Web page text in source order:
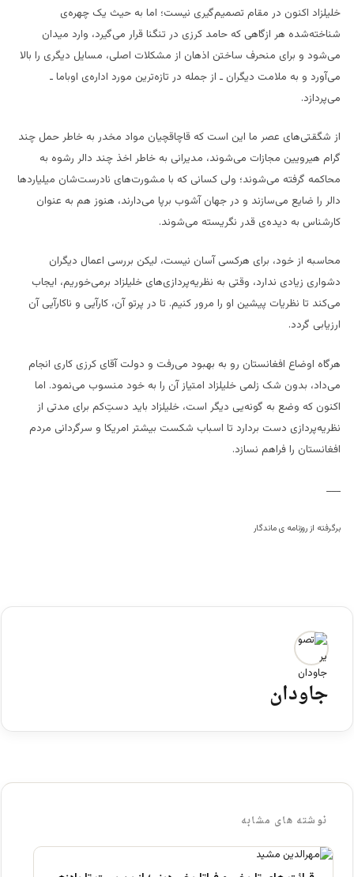
خلیلزاد اکنون در مقام تصمیم‌گیری نیست؛ اما به حیث یک چهره‌ی
شناخته‌شده هر ازگاهی که حامد کرزی در تنگنا قرار می‌گیرد، وارد میدان
می‌شود و برای منحرف ساختن اذهان از مشکلات اصلی، مسایل دیگری را بالا
می‌آورد و به ملامت دیگران ـ از جمله در تازه‌ترین مورد اداره‌ی اوباما ـ
می‌پردازد.
از شگقتی‌های عصر ما این است که قاچاقچیان مواد مخدر به خاطر حمل چند
گرام هیرویین مجازات می‌شوند، مدیرانی به خاطر اخذ چند دالر رشوه به
محاکمه گرفته می‌شوند؛ ولی کسانی که با مشورت‌های نادرست‌شان میلیاردها
دالر را ضایع می‌سازند و در جهان آشوب برپا می‌دارند، هنوز هم به عنوان
کارشناس به دیده‌ی قدر نگریسته می‌شوند.
محاسبه از خود، برای هرکسی آسان نیست، لیکن بررسی اعمال دیگران
دشواری زیادی ندارد، وقتی به نظریه‌پردازی‌های خلیلزاد برمی‌خوریم، ایجاب
می‌کند تا نظریات پیشین او را مرور کنیم. تا در پرتو آن، کارآیی و ناکارآیی آن
ارزیابی گردد.
هرگاه اوضاع افغانستان رو به بهبود می‌رفت و دولت آقای کرزی کاری انجام
می‌داد، بدون شک زلمی خلیلزاد امتیاز آن را به خود منسوب می‌نمود. اما
اکنون که وضع به گونه‌یی دیگر است، خلیلزاد باید دستِ‌کم برای مدتی از
نظریه‌پردازی دست بردارد تا اسباب شکست بیشتر امریکا و سرگردانی مردم
افغانستان را فراهم نسازد.
___
برگرفته از روزنامه ی ماندگار
جاودان
نوشته های مشابه